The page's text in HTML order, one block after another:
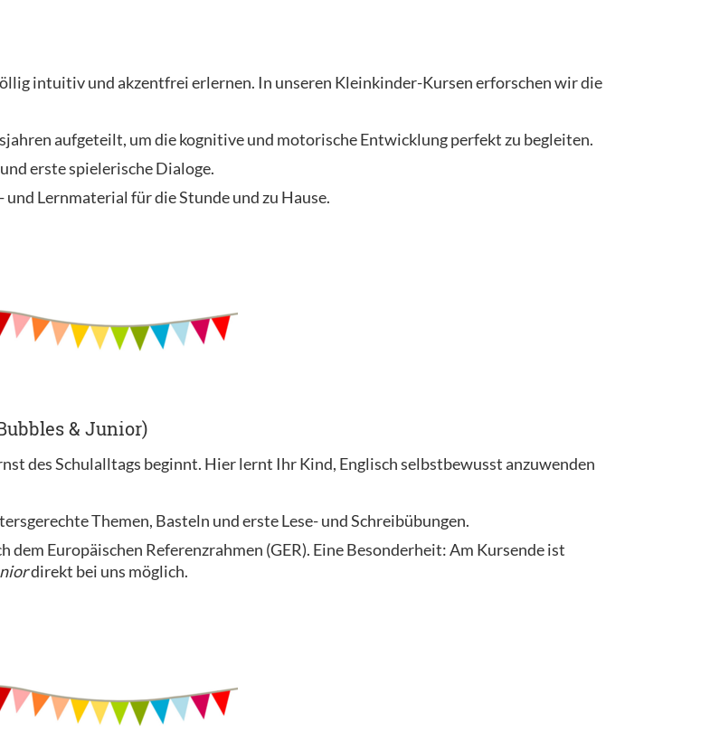
intuitiv und akzentfrei erlernen. In unseren Kleinkinder-Kursen erforschen wir die
aufgeteilt, um die kognitive und motorische Entwicklung perfekt zu begleiten.
erste spielerische Dialoge.
Lernmaterial für die Stunde und zu Hause.
& Junior)
des Schulalltags beginnt. Hier lernt Ihr Kind, Englisch selbstbewusst anzuwenden
Themen, Basteln und erste Lese- und Schreibübungen.
Europäischen Referenzrahmen (GER). Eine Besonderheit: Am Kursende ist
direkt bei uns möglich.